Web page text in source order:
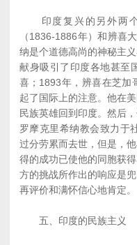
印度复兴的另外两个
（1836-1886年）和辨喜
纳是个道德高尚的神秘主
献身吸引了印度各地甚至
喜；1893年，辨喜在芝加
起了国际上的注意。他在
民族英雄回到印度。然后
罗摩克里希纳教会致力于
过分劳累而去世，但是，
得的成功已使他的同胞获
方的挑战所作出的响应是
再评价和满怀信心地肯定。
五、印度的民族主义